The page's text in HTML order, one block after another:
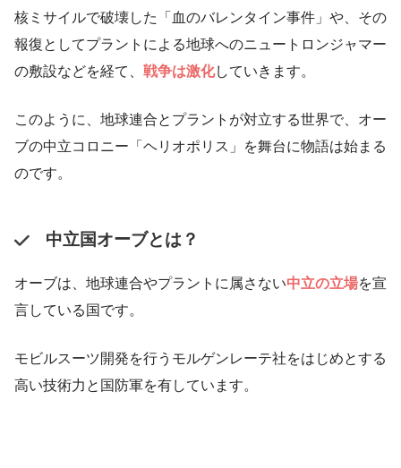
核ミサイルで破壊した「血のバレンタイン事件」や、その
報復としてプラントによる地球へのニュートロンジャマー
の敷設などを経て、 戦争は激化していきます。
このように、地球連合とプラントが対立する世界で、オー
ブの中立コロニー「ヘリオポリス」を舞台に物語は始まる
のです。
中立国オーブとは？
オーブは、地球連合やプラントに属さない中立の立場を宣
言している国です。
モビルスーツ開発を行うモルゲンレーテ社をはじめとする
高い技術力と国防軍を有しています。